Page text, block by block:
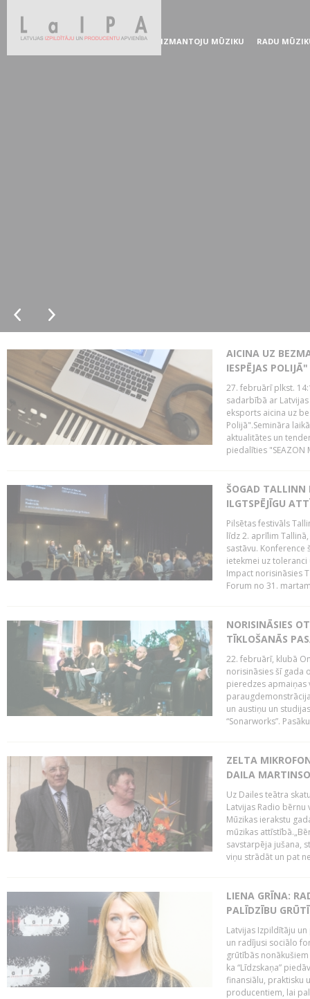
IZMANTOJU MŪZIKU RADU
AICINA UZ
IESPĒJAS POLIJĀ"
27. februārī plkst.
sadarbībā ar
eksports aicina uz
Polijā".Semināra
aktualitātes un
piedalīties "SEAZON
ŠOGAD TALLINN
ILGTSPĒJĪGU
Pilsētas festivāls
līdz 2. aprīlim
sastāvu.
ietekmei uz
Impact norisināsies
Forum no 31.
NORISINĀSIES
TĪKLOŠANĀS
22. februārī, klubā
norisināsies šī gada
pieredzes apmaiņas
un austiņu un
“Sonarworks”.
ZELTA
DAILA
Uz Dailes teātra
Latvijas Radio
Mūzikas ierakstu
mūzikas
savstarpēja jušana,
viņu strādāt un pat
LIENA GRĪNA:
PALĪDZĪBU
Latvijas Izpildītāju
un radījusi sociālo
grūtībās
ka “Līdzskaņa”
finansiālu, praktisku
producentiem, lai